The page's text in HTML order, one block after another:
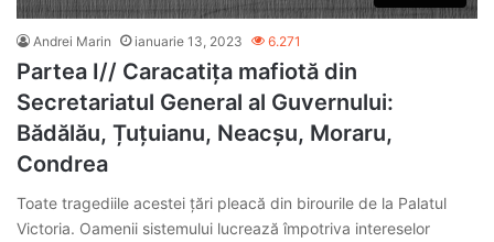
Andrei Marin ianuarie 13, 2023 6.271
Partea I// Caracatița mafiotă din
Secretariatul General al Guvernului:
Bădălău, Țuțuianu, Neacșu, Moraru,
Condrea
Toate tragediile acestei țări pleacă din birourile de la Palatul
Victoria. Oamenii sistemului lucrează împotriva intereselor